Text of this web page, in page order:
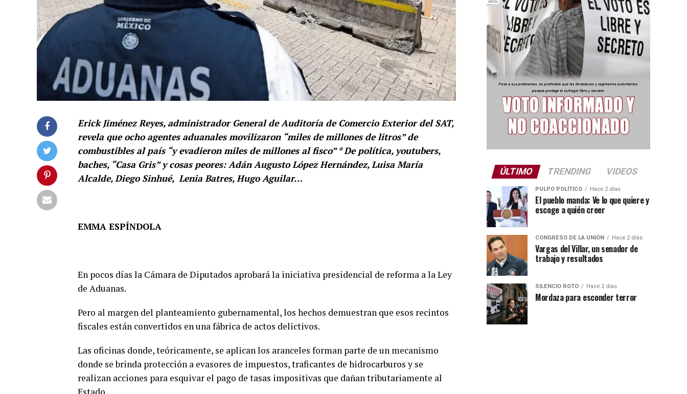
Erick Jiménez Reyes, administrador General de Auditoría de Comercio Exterior del SAT,
revela que ocho agentes aduanales movilizaron “miles de millones de litros” de
combustibles al país “y evadieron miles de millones al fisco” * De política, youtubers,
baches, “Casa Gris” y cosas peores: Adán Augusto López Hernández, Luisa María
Alcalde, Diego Sinhué, Lenia Batres, Hugo Aguilar…
EMMA ESPÍNDOLA
En pocos días la Cámara de Diputados aprobará la iniciativa presidencial de reforma a la Ley
de Aduanas.
Pero al margen del planteamiento gubernamental, los hechos demuestran que esos recintos
fiscales están convertidos en una fábrica de actos delictivos.
Las oficinas donde, teóricamente, se aplican los aranceles forman parte de un mecanismo
donde se brinda protección a evasores de impuestos, traficantes de hidrocarburos y se
realizan acciones para esquivar el pago de tasas impositivas que dañan tributariamente al
ÚLTIMO TRENDING VIDEOS
PULPO POLÍTICO Hace 2 días
El pueblo manda: Ve lo que quiere y
escoge a quién creer
CONGRESO DE LA UNIÓN Hace 2 días
Vargas del Villar, un senador de
trabajo y resultados
SILENCIO ROTO Hace 2 días
Mordaza para esconder terror